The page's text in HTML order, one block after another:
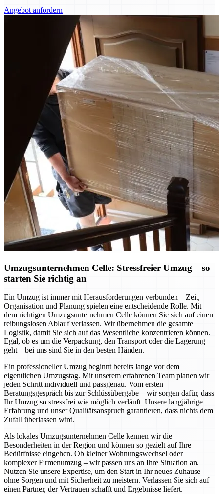
Angebot anfordern
Umzugsunternehmen Celle: Stressfreier Umzug – so
starten Sie richtig an
Ein Umzug ist immer mit Herausforderungen verbunden – Zeit,
Organisation und Planung spielen eine entscheidende Rolle. Mit
dem richtigen Umzugsunternehmen Celle können Sie sich auf einen
reibungslosen Ablauf verlassen. Wir übernehmen die gesamte
Logistik, damit Sie sich auf das Wesentliche konzentrieren können.
Egal, ob es um die Verpackung, den Transport oder die Lagerung
geht – bei uns sind Sie in den besten Händen.
Ein professioneller Umzug beginnt bereits lange vor dem
eigentlichen Umzugstag. Mit unserem erfahrenen Team planen wir
jeden Schritt individuell und passgenau. Vom ersten
Beratungsgespräch bis zur Schlüssübergabe – wir sorgen dafür, dass
Ihr Umzug so stressfrei wie möglich verläuft. Unsere langjährige
Erfahrung und unser Qualitätsanspruch garantieren, dass nichts dem
Zufall überlassen wird.
Als lokales Umzugsunternehmen Celle kennen wir die
Besonderheiten in der Region und können so gezielt auf Ihre
Bedürfnisse eingehen. Ob kleiner Wohnungswechsel oder
komplexer Firmenumzug – wir passen uns an Ihre Situation an.
Nutzen Sie unsere Expertise, um den Start in Ihr neues Zuhause
ohne Sorgen und mit Sicherheit zu meistern. Verlassen Sie sich auf
einen Partner, der Vertrauen schafft und Ergebnisse liefert.